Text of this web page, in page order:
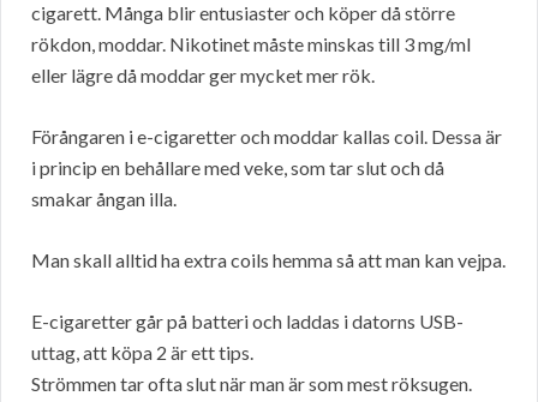
cigarett. Många blir entusiaster och köper då större
rökdon, moddar. Nikotinet måste minskas till 3 mg/ml
eller lägre då moddar ger mycket mer rök.
Förångaren i e-cigaretter och moddar kallas coil. Dessa är
i princip en behållare med veke, som tar slut och då
smakar ångan illa.
Man skall alltid ha extra coils hemma så att man kan vejpa.
E-cigaretter går på batteri och laddas i datorns USB-
uttag, att köpa 2 är ett tips.
Strömmen tar ofta slut när man är som mest röksugen.